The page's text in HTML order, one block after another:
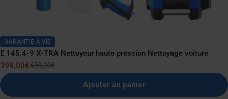
GARANTIE À VIE
E 145.4-9 X-TRA Nettoyeur haute pression Nettoyage voiture
Prix
de
vente
399,00€
Prix
normal
459,00€
Ajouter au panier